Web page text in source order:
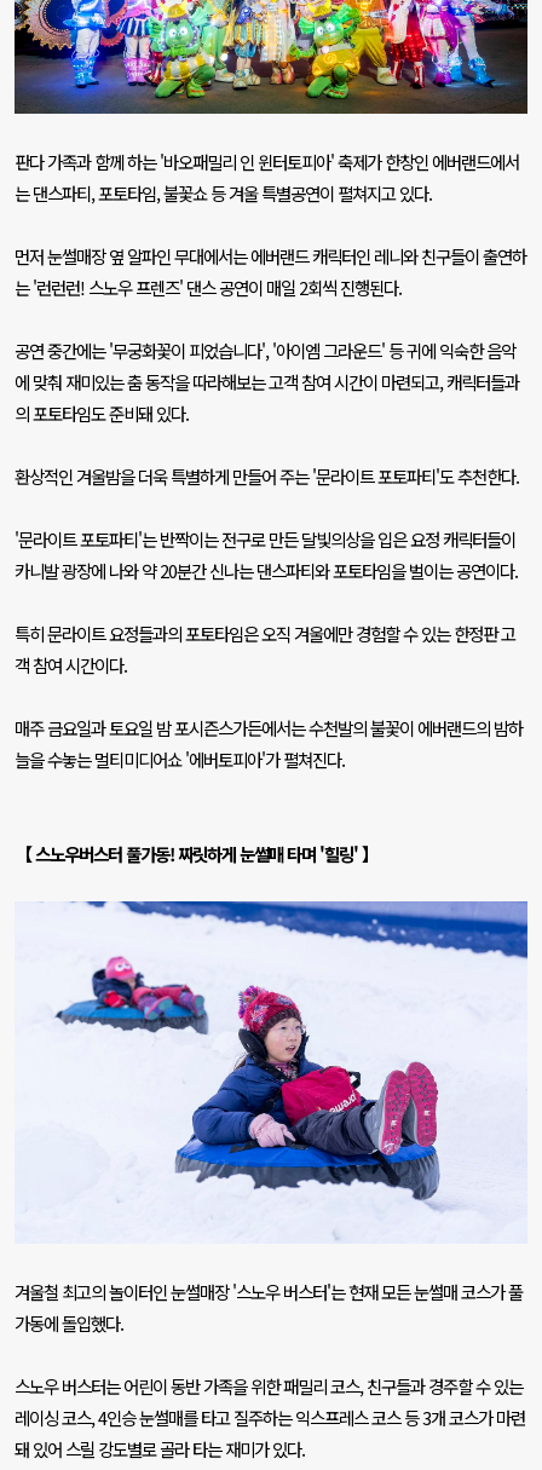
판다 가족과 함께 하는'바오패밀리 인 윈터토피아'축제가 한창인 에버랜드에서
는 댄스파티,포토타임,불꽃쇼 등 겨울 특별공연이 펼쳐지고 있다.
먼저 눈썰매장 옆 알파인 무대에서는 에버랜드 캐릭터인 레니와 친구들이 출연하
는'런런런!스노우 프렌즈'댄스 공연이 매일2회씩 진행된다.
공연 중간에는'무궁화꽃이 피었습니다', '아이엠 그라운드'등 귀에 익숙한 음악
에 맞춰 재미있는 춤 동작을 따라해보는 고객 참여 시간이 마련되고,캐릭터들과
의 포토타임도 준비돼 있다.
환상적인 겨울밤을 더욱 특별하게 만들어 주는'문라이트 포토파티'도 추천한다.
'문라이트 포토파티'는 반짝이는 전구로 만든 달빛의상을 입은 요정 캐릭터들이
카니발 광장에 나와 약20분간 신나는 댄스파티와 포토타임을 벌이는 공연이다.
특히 문라이트 요정들과의 포토타임은 오직 겨울에만 경험할 수 있는 한정판 고
객 참여 시간이다.
매주 금요일과 토요일 밤 포시즌스가든에서는 수천발의 불꽃이 에버랜드의 밤하
늘을 수놓는 멀티미디어쇼'에버토피아'가 펼쳐진다.
【 스노우버스터 풀가동!짜릿하게 눈썰매 타며'힐링'】
겨울철 최고의 놀이터인 눈썰매장'스노우 버스터'는 현재 모든 눈썰매 코스가 풀
가동에 돌입했다.
스노우 버스터는 어린이 동반 가족을 위한 패밀리 코스,친구들과 경주할 수 있는
레이싱 코스, 4인승 눈썰매를 타고 질주하는 익스프레스 코스 등3개 코스가 마련
돼 있어 스릴 강도별로 골라 타는 재미가 있다.